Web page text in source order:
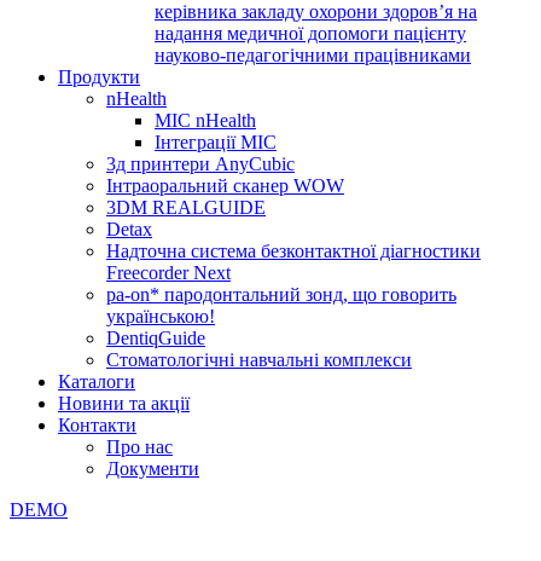
керівника закладу охорони здоров’я на
надання медичної допомоги пацієнту
науково-педагогічними працівниками
Продукти
nHealth
МІС nHealth
Інтеграції МІС
3д принтери AnyCubic
Інтраоральний сканер WOW
3DM REALGUIDE
Detax
Надточна система безконтактної діагностики
Freecorder Next
pa-on* пародонтальний зонд, що говорить
українською!
DentiqGuide
Стоматологічні навчальні комплекси
Каталоги
Новини та акції
Контакти
Про нас
Документи
DEMO